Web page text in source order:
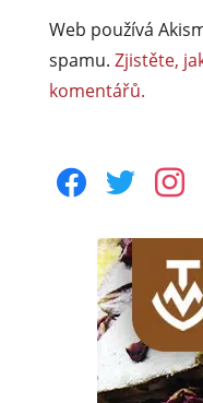
Web používá
spamu. Zjistěte,
komentářů.
facebooktwitter